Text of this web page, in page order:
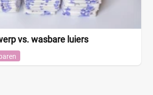
vs. wasbare luiers